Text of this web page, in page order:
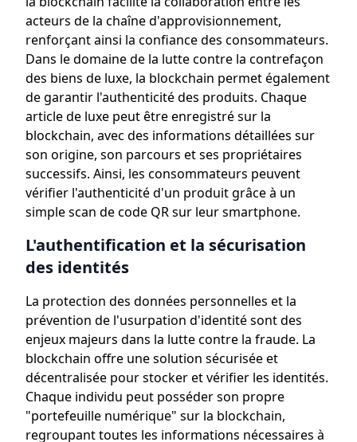
acteurs de la chaîne d'approvisionnement,
renforçant ainsi la confiance des consommateurs.
Dans le domaine de la lutte contre la contrefaçon
des biens de luxe, la blockchain permet également
de garantir l'authenticité des produits. Chaque
article de luxe peut être enregistré sur la
blockchain, avec des informations détaillées sur
son origine, son parcours et ses propriétaires
successifs. Ainsi, les consommateurs peuvent
vérifier l'authenticité d'un produit grâce à un
simple scan de code QR sur leur smartphone.
L'authentification et la sécurisation
des identités
La protection des données personnelles et la
prévention de l'usurpation d'identité sont des
enjeux majeurs dans la lutte contre la fraude. La
blockchain offre une solution sécurisée et
décentralisée pour stocker et vérifier les identités.
Chaque individu peut posséder son propre
"portefeuille numérique" sur la blockchain,
regroupant toutes les informations nécessaires à